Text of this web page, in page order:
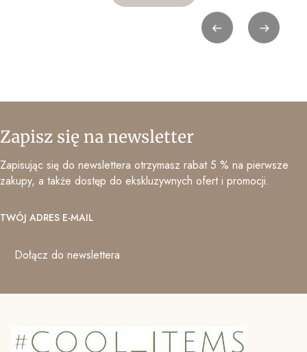
Zapisz się na newsletter
Zapisując się do newslettera otrzymasz rabat 5 % na pierwsze
zakupy, a także dostęp do ekskluzywnych ofert i promocji.
TWÓJ ADRES E-MAIL
Dołącz do newslettera